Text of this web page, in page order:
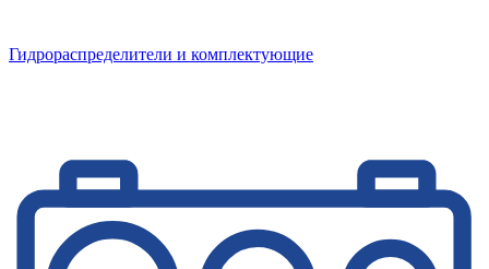
Гидрораспределители и комплектующие